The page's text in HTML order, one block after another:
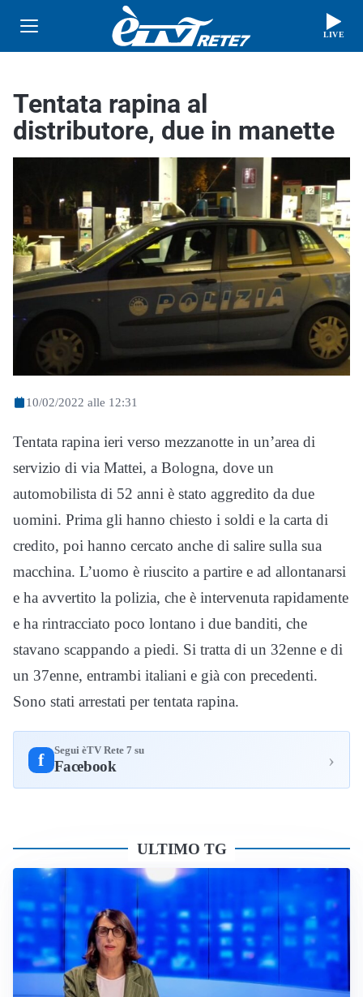
LIVE
Tentata rapina al
distributore, due in manette
10/02/2022 alle 12:31
Tentata rapina ieri verso mezzanotte in un’area di
servizio di via Mattei, a Bologna, dove un
automobilista di 52 anni è stato aggredito da due
uomini. Prima gli hanno chiesto i soldi e la carta di
credito, poi hanno cercato anche di salire sulla sua
macchina. L’uomo è riuscito a partire e ad allontanarsi
e ha avvertito la polizia, che è intervenuta rapidamente
e ha rintracciato poco lontano i due banditi, che
stavano scappando a piedi. Si tratta di un 32enne e di
un 37enne, entrambi italiani e già con precedenti.
Sono stati arrestati per tentata rapina.
f Segui èTV Rete 7 su
Facebook ›
ULTIMO TG